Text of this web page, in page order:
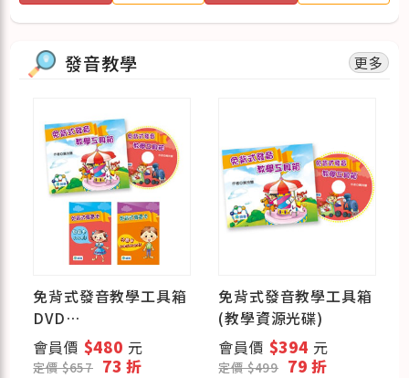
發音教學 更多
免背式發音教學工具箱
DVD
+ 免背式發音卡(母音
卡+子音卡) 套組
會員價 $480 元
定價 $657 73 折
免背式發音教學工具箱
(教學資源光碟)
會員價 $394 元
定價 $499 79 折